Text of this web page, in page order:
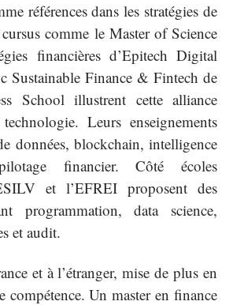
références dans les stratégies de
comme le Master of Science
financières d’Epitech Digital
Sustainable Finance & Fintech de
School illustrent cette alliance
Leurs enseignements
données, blockchain, intelligence
financier. Côté écoles
et l’EFREI proposent des
programmation, data science,
et audit.
et à l’étranger, mise de plus en
compétence. Un master en finance